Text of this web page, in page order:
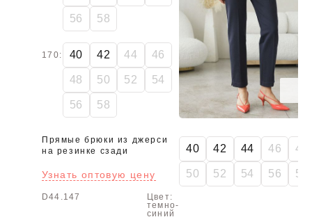
56 58
170: 40 42 44 46
48 50 52 54
56 58
Прямые брюки из джерси
на резинке сзади
Узнать оптовую цену
D44.147
Цвет:
темно-
синий
40 42 44 46 48
50 52 54 56 58